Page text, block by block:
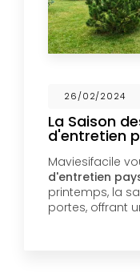
26/02/2024
La Saison
d'entretien
Maviesifacile
d'entretien
printemps, la
portes, offrant